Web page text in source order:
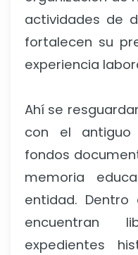
actividades de
fortalecen su
experiencia
Ahí se
con el
fondos
memoria
entidad. Dentro
encuentran
expedientes